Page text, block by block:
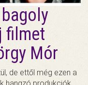
filmet
Mór
de ettől még ezen a